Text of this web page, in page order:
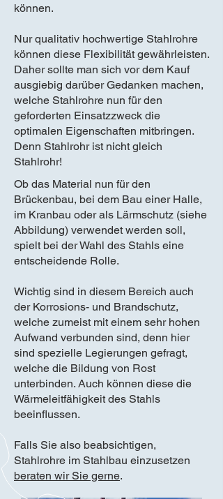
können.
Nur qualitativ hochwertige Stahlrohre
können diese Flexibilität gewährleisten.
Daher sollte man sich vor dem Kauf
ausgiebig darüber Gedanken machen,
welche Stahlrohre nun für den
geforderten Einsatzzweck die
optimalen Eigenschaften mitbringen.
Denn Stahlrohr ist nicht gleich
Stahlrohr!
Ob das Material nun für den
Brückenbau, bei dem Bau einer Halle,
im Kranbau oder als Lärmschutz (siehe
Abbildung) verwendet werden soll,
spielt bei der Wahl des Stahls eine
entscheidende Rolle.
Wichtig sind in diesem Bereich auch
der Korrosions- und Brandschutz,
welche zumeist mit einem sehr hohen
Aufwand verbunden sind, denn hier
sind spezielle Legierungen gefragt,
welche die Bildung von Rost
unterbinden. Auch können diese die
Wärmeleitfähigkeit des Stahls
beeinflussen.
Falls Sie also beabsichtigen,
Stahlrohre im Stahlbau einzusetzen
beraten wir Sie gerne.